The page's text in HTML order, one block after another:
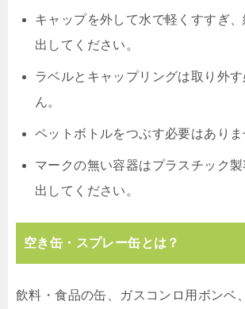
キャップを外して水で軽くすすぎ
出してください。
ラベルとキャップリングは取り外
ん。
ペットボトルをつぶす必要はありま
マークの無い容器はプラスチック
出してください。
空き缶・スプレー缶とは？
飲料・食品の缶、ガスコンロ用ボンベ